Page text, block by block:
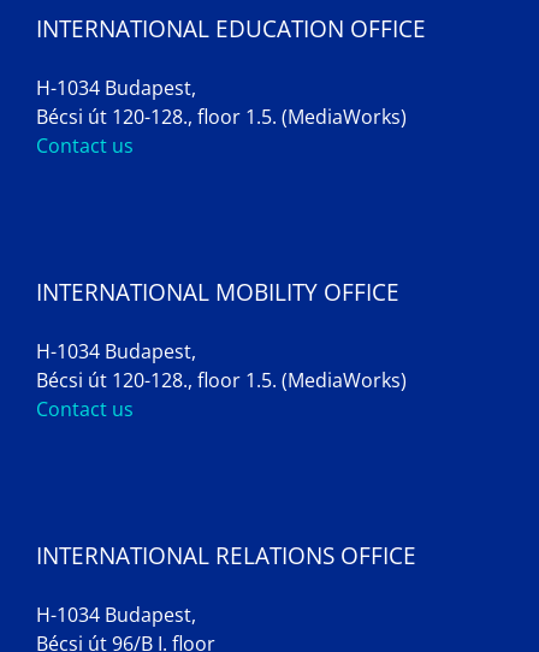
INTERNATIONAL EDUCATION OFFICE
H-1034 Budapest,
Bécsi út 120-128., floor 1.5. (MediaWorks)
Contact us
INTERNATIONAL MOBILITY OFFICE
H-1034 Budapest,
Bécsi út 120-128., floor 1.5. (MediaWorks)
Contact us
INTERNATIONAL RELATIONS OFFICE
H-1034 Budapest,
Bécsi út 96/B I. floor